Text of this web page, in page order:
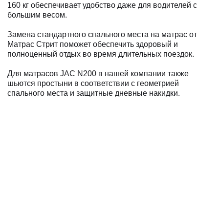
160 кг обеспечивает удобство даже для водителей с
большим весом.
Замена стандартного спального места на матрас от
Матрас Стрит поможет обеспечить здоровый и
полноценный отдых во время длительных поездок.
Для матрасов JAC N200 в нашей компании также
шьются простыни в соответствии с геометрией
спального места и защитные дневные накидки.